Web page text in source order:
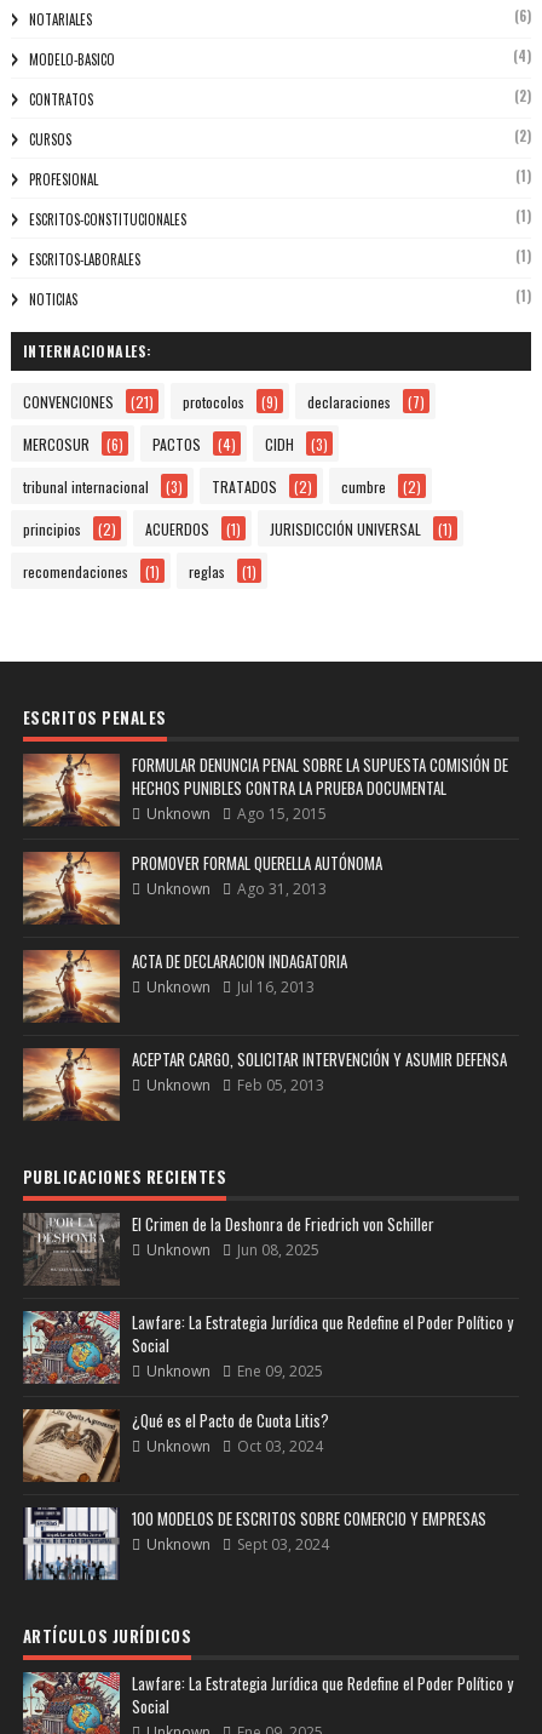
NOTARIALES (6)
MODELO-BASICO (4)
CONTRATOS (2)
CURSOS (2)
PROFESIONAL (1)
ESCRITOS-CONSTITUCIONALES (1)
ESCRITOS-LABORALES (1)
NOTICIAS (1)
INTERNACIONALES:
CONVENCIONES (21) protocolos (9) declaraciones (7)
MERCOSUR (6) PACTOS (4) CIDH (3)
tribunal internacional (3) TRATADOS (2) cumbre (2)
principios (2) ACUERDOS (1) JURISDICCIÓN UNIVERSAL (1)
recomendaciones (1) reglas (1)
ESCRITOS PENALES
FORMULAR DENUNCIA PENAL SOBRE LA SUPUESTA COMISIÓN DE
HECHOS PUNIBLES CONTRA LA PRUEBA DOCUMENTAL
Unknown Ago 15, 2015
PROMOVER FORMAL QUERELLA AUTÓNOMA
Unknown Ago 31, 2013
ACTA DE DECLARACION INDAGATORIA
Unknown Jul 16, 2013
ACEPTAR CARGO, SOLICITAR INTERVENCIÓN Y ASUMIR DEFENSA
Unknown Feb 05, 2013
PUBLICACIONES RECIENTES
El Crimen de la Deshonra de Friedrich von Schiller
Unknown Jun 08, 2025
Lawfare: La Estrategia Jurídica que Redefine el Poder Político y
Social
Unknown Ene 09, 2025
¿Qué es el Pacto de Cuota Litis?
Unknown Oct 03, 2024
100 MODELOS DE ESCRITOS SOBRE COMERCIO Y EMPRESAS
Unknown Sept 03, 2024
ARTÍCULOS JURÍDICOS
Lawfare: La Estrategia Jurídica que Redefine el Poder Político y
Social